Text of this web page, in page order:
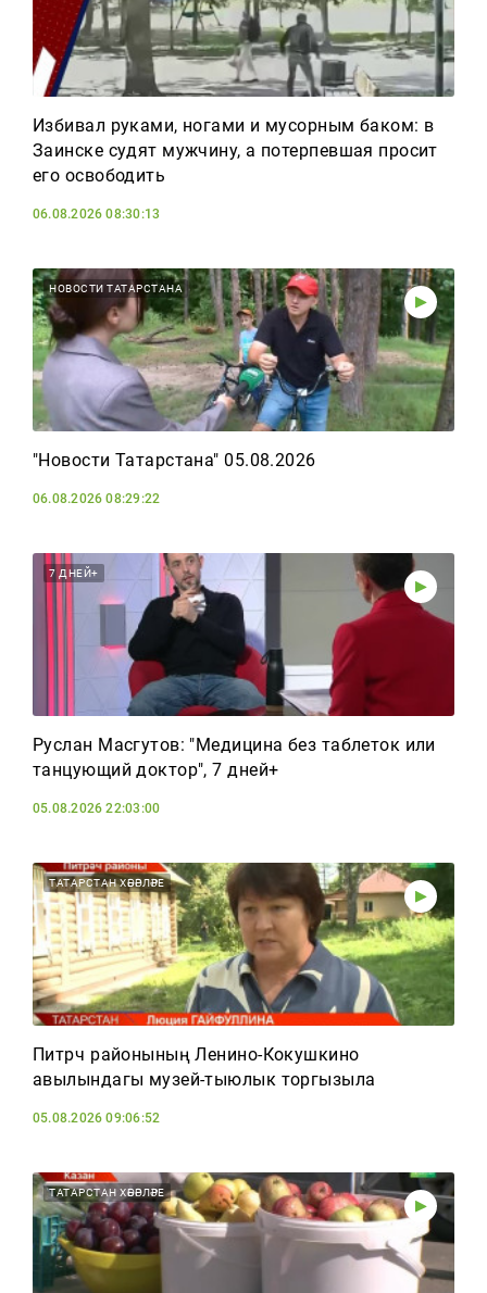
Избивал руками, ногами и мусорным баком: в
Заинске судят мужчину, а потерпевшая просит
его освободить
06.08.2026 08:30:13
НОВОСТИ ТАТАРСТАНА
"Новости Татарстана" 05.08.2026
06.08.2026 08:29:22
7 ДНЕЙ+
Руслан Масгутов: "Медицина без таблеток или
танцующий доктор", 7 дней+
05.08.2026 22:03:00
ТАТАРСТАН ХӘБӘРЛӘРЕ
Питрәч районының Ленино-Кокушкино
авылындагы музей-тыюлык торгызыла
05.08.2026 09:06:52
ТАТАРСТАН ХӘБӘРЛӘРЕ